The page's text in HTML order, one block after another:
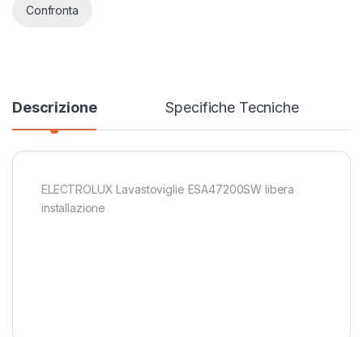
Confronta
Descrizione Specifiche Tecniche
ELECTROLUX Lavastoviglie ESA47200SW libera
installazione